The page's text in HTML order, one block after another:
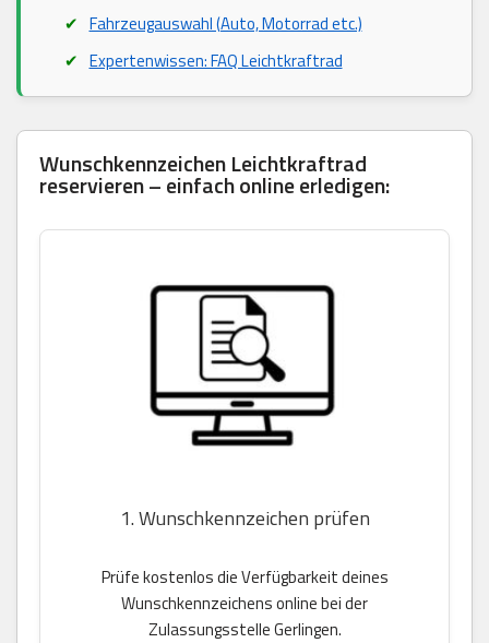
Fahrzeugauswahl (Auto, Motorrad etc.)
Expertenwissen: FAQ Leichtkraftrad
Wunschkennzeichen Leichtkraftrad
reservieren – einfach online erledigen:
1. Wunschkennzeichen prüfen
Prüfe kostenlos die Verfügbarkeit deines
Wunschkennzeichens online bei der
Zulassungsstelle Gerlingen.